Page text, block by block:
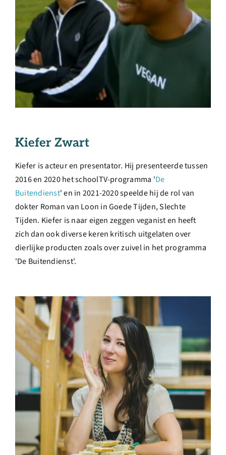
Kiefer Zwart
Kiefer is acteur en presentator. Hij presenteerde tussen
2016 en 2020 het schoolTV-programma 'De
Buitendienst' en in 2021-2020 speelde hij de rol van
dokter Roman van Loon in Goede Tijden, Slechte
Tijden. Kiefer is naar eigen zeggen veganist en heeft
zich dan ook diverse keren kritisch uitgelaten over
dierlijke producten zoals over zuivel in het programma
'De Buitendienst'.